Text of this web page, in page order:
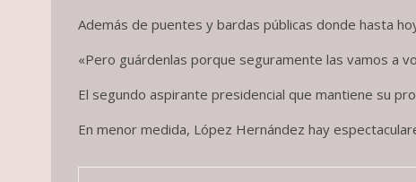
Además de puentes y bardas públicas donde hasta
«Pero guárdenlas porque seguramente las vamos a
El segundo aspirante presidencial que mantiene su
En menor medida, López Hernández hay